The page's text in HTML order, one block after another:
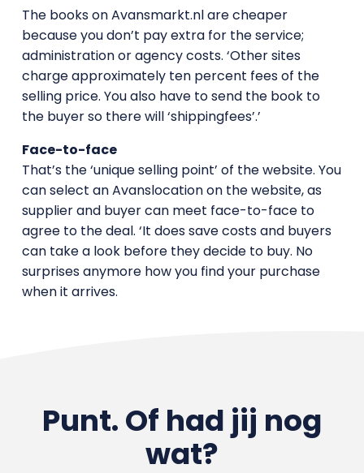
The books on Avansmarkt.nl are cheaper
because you don’t pay extra for the service;
administration or agency costs. ‘Other sites
charge approximately ten percent fees of the
selling price. You also have to send the book to
the buyer so there will ‘shippingfees’.’
Face-to-face
That’s the ‘unique selling point’ of the website. You
can select an Avanslocation on the website, as
supplier and buyer can meet face-to-face to
agree to the deal. ‘It does save costs and buyers
can take a look before they decide to buy. No
surprises anymore how you find your purchase
when it arrives.
Punt. Of had jij nog
wat?